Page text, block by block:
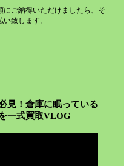
にご納得いただけましたら、そ
致します。
見！倉庫に眠っている
一式買取VLOG